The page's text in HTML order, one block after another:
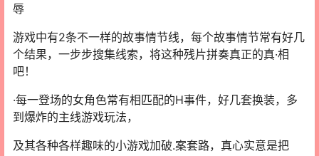
辱
游戏中有2条不一样的故事情节线，每个故事情节常有好几
个结果，一步步搜集线索，将这种残片拼奏真正的真·相
吧！
·每一登场的女角色常有相匹配的H事件，好几套换装，多
到爆炸的主线游戏玩法，
及其各种各样趣味的小游戏加破.案套路，真心实意是把